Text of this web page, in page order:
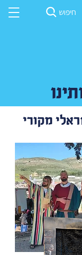
חיפוש
מקורי